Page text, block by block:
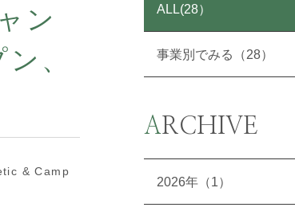
ン
、
& Camp
ALL(28）
事業別でみる（28）
ARCHIVE
2026年（1）